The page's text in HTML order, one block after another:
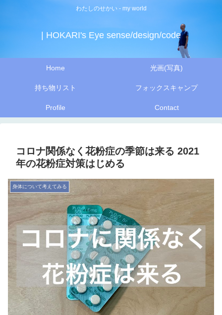
わたしのせかい - my world
| HOKARI's Eye sense/design/code
Home 光画(写真)
持ち物リスト フォックスキャンプ
Profile Contact
コロナ関係なく花粉症の季節は来る 2021
年の花粉症対策はじめる
身体について考えてみる